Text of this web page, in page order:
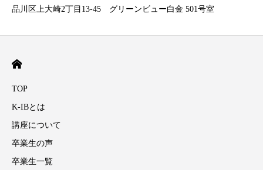
品川区上大崎2丁目13-45 グリーンビュー白金 501号室
TOP
K-IBとは
講座について
卒業生の声
卒業生一覧